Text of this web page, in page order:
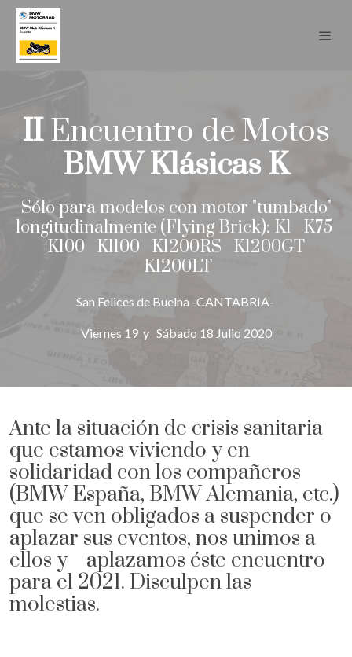
IIEncuentro de Motos
BMW Klásicas K
Sólo para modelos con motor "tumbado"
longitudinalmente (Flying Brick): K1 K75
K100 K1100 K1200RS K1200GT
K1200LT
San Felices de Buelna -CANTABRIA-
Viernes 19 y Sábado 18 Julio 2020
Ante la situación de crisis sanitaria
que estamos viviendo y en
solidaridad con los compañeros
(BMW España, BMW Alemania, etc.)
que se ven obligados a suspender o
aplazar sus eventos, nos unimos a
ellos y aplazamos éste encuentro
para el 2021. Disculpen las
molestias.